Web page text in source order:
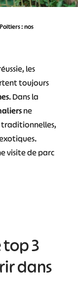
: nos
les
toujours
. Dans la
ne
traditionnelles,
visite de parc
top 3
dans